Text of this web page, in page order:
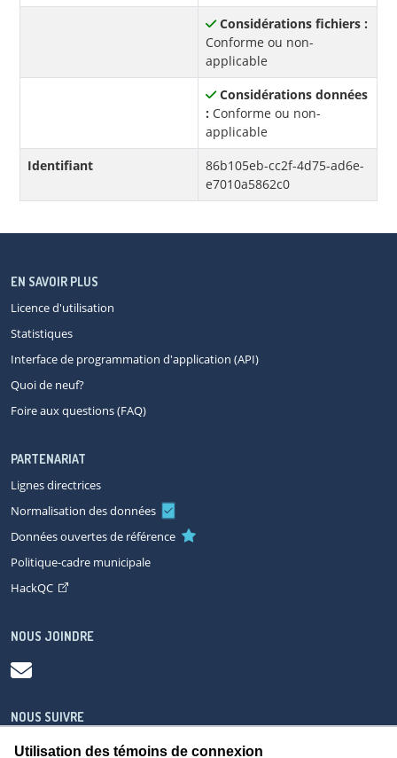
Considérations fichiers :
Conforme ou non-
applicable
Considérations données
: Conforme ou non-
applicable
Identifiant
86b105eb-cc2f-4d75-ad6e-
e7010a5862c0
Utilisation des témoins de connexion
EN SAVOIR PLUS
Licence d'utilisation
Statistiques
Interface de programmation d'application (API)
Quoi de neuf?
Foire aux questions (FAQ)
PARTENARIAT
Lignes directrices
Normalisation des données
Données ouvertes de référence
Politique-cadre municipale
HackQC
NOUS JOINDRE
NOUS SUIVRE